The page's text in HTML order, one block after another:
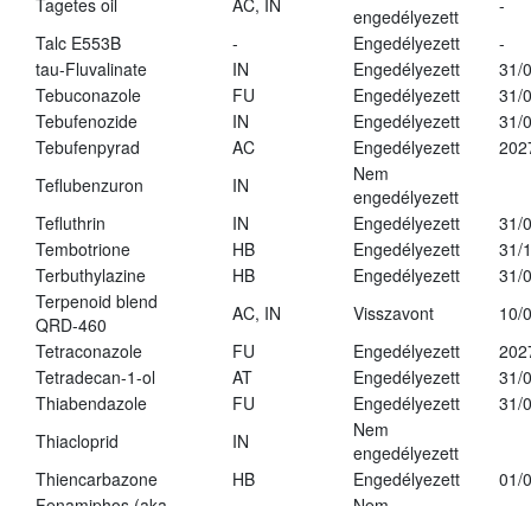
Tagetes oil AC, IN
engedélyezett
-
Talc E553B
- Engedélyezett
-
tau-Fluvalinate
IN Engedélyezett
31/
Tebuconazole
FU Engedélyezett
31/
Tebufenozide
IN Engedélyezett
31/
Tebufenpyrad
AC Engedélyezett
Teflubenzuron
IN
Nem
engedélyezett
Tefluthrin
IN Engedélyezett
31/
Tembotrione
HB Engedélyezett
31/
Terbuthylazine
HB Engedélyezett
31/
Terpenoid blend
QRD-460
AC, IN Visszavont
10/
Tetraconazole
FU Engedélyezett
Tetradecan-1-ol
AT Engedélyezett
31/
Thiabendazole
FU Engedélyezett
31/
Thiacloprid
IN
Nem
engedélyezett
Thiencarbazone
HB Engedélyezett
01/